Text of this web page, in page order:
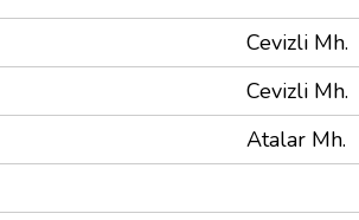
Cevizli Mh.
Cevizli Mh.
Atalar Mh.